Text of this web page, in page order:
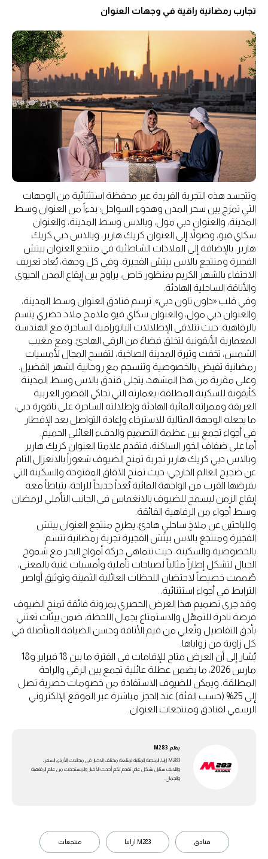
تجارب رمضانية راقية في وجهات العنوان
وتتجسد هذه التجربة الفريدة عبر محفظة استثنائية من الوجهات
التي تمزج بين سحر المدن وهدوء السواحل؛ بدءاً من العنوان وسط
المدينة، والعنوان دبي مول، وبالاس وسط المدينة، والعنوان
سكاي فيو، وصولاً إلى العنوان كريك هاربر، وبالاس دبي كريك
هاربر، بالإضافة إلى الملاذات الشاطئية في منتجع العنوان بيتش
الفجيرة ومنتجع بالاس بيتش الفجيرة. وفي كل وجهة، يُعاد تعريف
الاحتفاء بالشهر الكريم بمنظور خاص، يراوح بين إيقاع المدن الحيوي
والأناقة الساحلية الهادئة.
وفي قلب «داون تاون دبي»، ترسم فنادق العنوان وسط المدينة،
والعنوان دبي مول، والعنوان سكاي فيو ملامح ملاذ حضري يتسم
بالرفاهية، حيث تتلاقى الإطلالات البانورامية الساحرة مع الهندسة
المعمارية الأيقونية لتخلق فضاءً من الرقي الهادئ. ومع مغيب
الشمس، تخفت وتيرة المدينة الصاخبة، لتفسح المجال لأمسيات
رمضانية تفيض بالخصوصية وتنسجم مع روحانية الشهر الفضيل.
وعلى مقربة من هذا المشهد، يتجلى فندق بالاس وسط المدينة
كأيقونة للسكينة المطلقة؛ بعمارته التي تحاكي القصور العربية
العريقة وممراته المائية الهادئة وإطلالته الساحرة على نافورة دبي،
ما يجعله الوجهة المثالية للاسترخاء وإعادة التواصل بعد الإفطار
في أجواء تجمع بين عظمة التصميم والدفء العائلي الحميم.
أما على ضفاف الخور الساكنة، فتقدم علامتا العنوان كريك هاربر
وبالاس دبي كريك هاربر تجربة تمنح الضيوف شعوراً بالانعزال التام
عن ضجيج العالم الخارجي؛ حيث تمنح الآفاق المفتوحة والسكينة التي
يفرضها القرب من الواجهة المائية بُعداً جديداً للراحة، يتباطأ معه
إيقاع الزمن ليسمح للضيوف بالانغماس في الجانب التأملي لرمضان
وسط أجواء من الرفاهية الفائقة.
وللباحثين عن ملاذٍ ساحليٍ هادئ، يطرح منتجع العنوان بيتش
الفجيرة ومنتجع بالاس بيتش الفجيرة تجربة رمضانية تتسم
بالخصوصية والسكينة، حيث تتماهى حركة أمواج البحر مع شموخ
الجبال لتشكل إطاراً مثالياً لصباحات تأملية وأمسيات غنية بالمعنى،
صُممت خصيصاً لاحتضان اللحظات العائلية الثمينة وتوثيق أواصر
الترابط في أجواء استثنائية.
وقد جرى تصميم هذا العرض الحصري بمرونة فائقة تمنح الضيوف
فرصة نادرة للتمهّل والاستمتاع بجمال اللحظة، ضمن بيئات تعتني
بأدق التفاصيل وتُعلي من قيم الأناقة وحسن الضيافة المتأصلة في
كل زاوية من زواياها.
يُشار إلى أن العرض متاح للإقامات في الفترة ما بين 18 فبراير و18
مارس 2026، ما يضمن عطلة عائلية تجمع بين الرقي والراحة
المطلقة. ويمكن للضيوف الاستفادة من خصومات حصرية تصل
إلى 25% (حسب الفئة) عند الحجز مباشرة عبر الموقع الإلكتروني
الرسمي لفنادق ومنتجعات العنوان.
بقلم M283
M283 ارابيا، المنصة المثالية لمتابعة مختلف الاخبار في مجالات الأزياء، السفر،
واللايف ستايل بشكل عام. تقدم لكم أحدث الأخبار والمستجدات من عالم الرفاهية
والجمال.
فنادق M283 ارابيا منتجعات